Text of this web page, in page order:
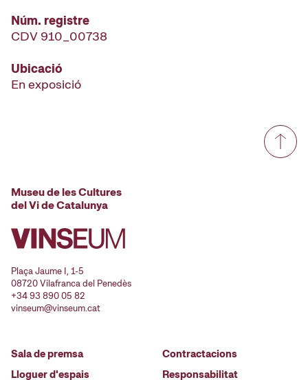
Núm. registre
CDV 910_00738
Ubicació
En exposició
Museu de les Cultures
del Vi de Catalunya
Plaça Jaume I, 1-5
08720 Vilafranca del Penedès
+34 93 890 05 82
vinseum@vinseum.cat
Sala de premsa
Lloguer d'espais
Contractacions
Responsabilitat